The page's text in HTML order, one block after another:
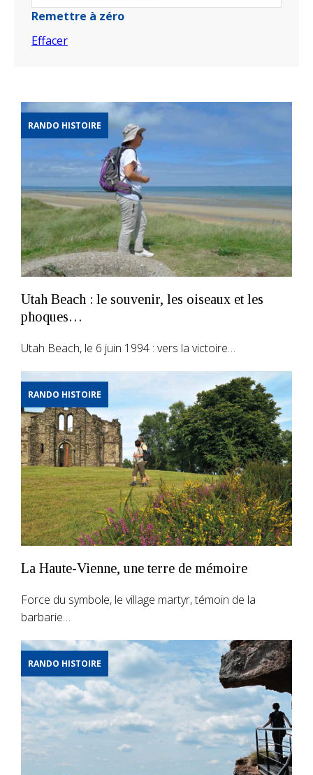
Remettre à zéro
Effacer
RANDO HISTOIRE
Utah Beach : le souvenir, les oiseaux et les
phoques…
Utah Beach, le 6 juin 1994 : vers la victoire…
RANDO HISTOIRE
La Haute-Vienne, une terre de mémoire
Force du symbole, le village martyr, témoin de la
barbarie…
RANDO HISTOIRE